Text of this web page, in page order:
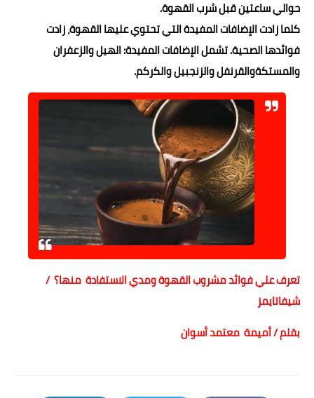
حوالي ساعتين قبل شرب القهوة.
كلما زادت الإضافات المفيدة التي تحتوي عليها القهوة، زادت
فوائدها الصحية. تشمل الإضافات المفيدة: الهيل والزعفران
والمستكةوالقرنفل والزنجبيل والكركم.
تعرف علي فوائد مشروب القهوة ومدي الاستفادة منها؟ /
شيفاتايمز
بقلم / أميمة معتمد أسوان